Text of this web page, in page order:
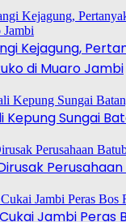
Kejagung,
di Muaro Jambi
Kepung Sungai
Jambi Peras